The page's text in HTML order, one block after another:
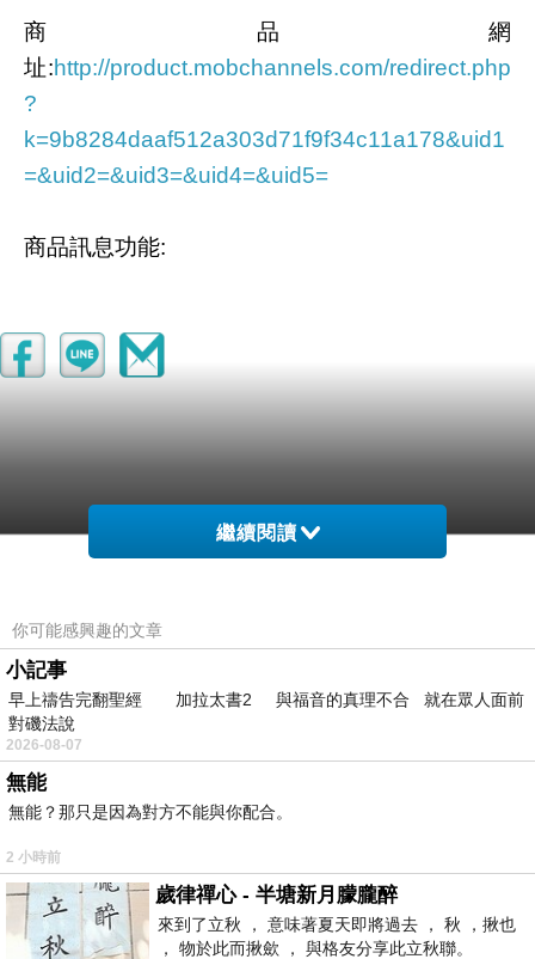
商品網
址:http://product.mobchannels.com/redirect.php
?
k=9b8284daaf512a303d71f9f34c11a178&uid1
=&uid2=&uid3=&uid4=&uid5=
商品訊息功能:
1箱4瓶【加倍潔 洗衣液體小蘇打3000GM】
非買不可的理由
★不含螢光劑，衣物洗的好乾淨
繼續閱讀
你可能感興趣的文章
小記事
早上禱告完翻聖經 加拉太書2 與福音的真理不合 就在眾人面前
對磯法說
2026-08-07
無能
無能？那只是因為對方不能與你配合。
2 小時前
歲律禪心 - 半塘新月朦朧醉
來到了立秋 ， 意味著夏天即將過去 ， 秋 ，揪也
， 物於此而揪歛 ， 與格友分享此立秋聯。